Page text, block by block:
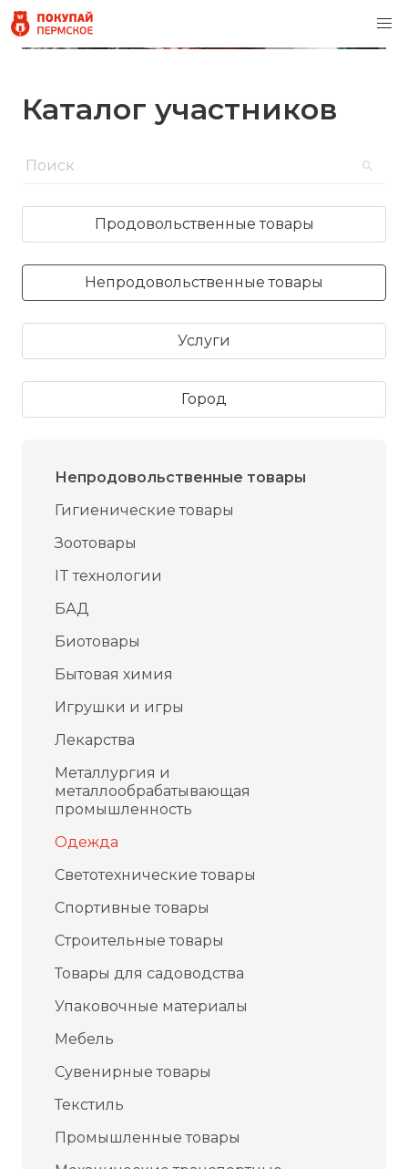
Каталог участников
Продовольственные товары
Непродовольственные товары
Услуги
Город
Непродовольственные товары
Гигиенические товары
Зоотовары
IT технологии
БАД
Биотовары
Бытовая химия
Игрушки и игры
Лекарства
Металлургия и
металлообрабатывающая
промышленность
Одежда
Светотехнические товары
Спортивные товары
Строительные товары
Товары для садоводства
Упаковочные материалы
Мебель
Сувенирные товары
Текстиль
Промышленные товары